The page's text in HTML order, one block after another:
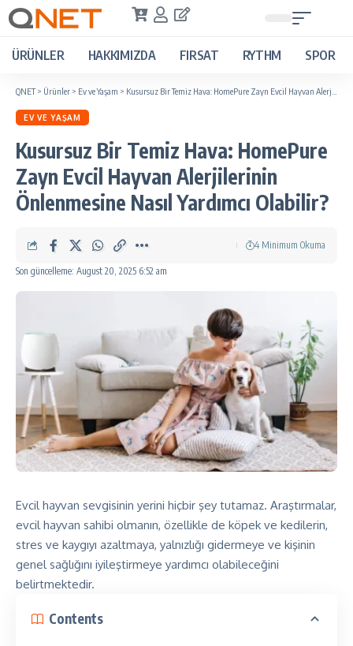
ÜRÜNLER HAKKIMIZDA FIRSAT RYTHM SPOR
QNET> Ürünler > Ev ve Yaşam > Kusursuz Bir Temiz Hava: HomePure Zayn Evcil Hayvan Alerjilerinin Önlenmesine Nasıl Yardımcı Olabilir?
EV VE YAŞAM
Kusursuz Bir Temiz Hava: HomePure
Zayn Evcil Hayvan Alerjilerinin
Önlenmesine Nasıl Yardımcı Olabilir?
Son güncelleme: August 20, 2025 6:52 am
4 Minimum Okuma
Evcil hayvan sevgisinin yerini hiçbir şey tutamaz. Araştırmalar,
evcil hayvan sahibi olmanın, özellikle de köpek ve kedilerin,
stres ve kaygıyı azaltmaya, yalnızlığı gidermeye ve kişinin
genel sağlığını iyileştirmeye yardımcı olabileceğini
belirtmektedir.
Contents